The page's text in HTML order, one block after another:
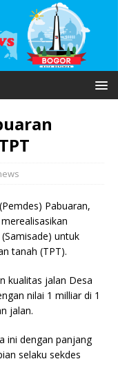
Pabuaran,
untuk
tanah (TPT).
kualitas jalan Desa
nilai 1 milliar di 1
jalan.
ini dengan panjang
selaku sekdes